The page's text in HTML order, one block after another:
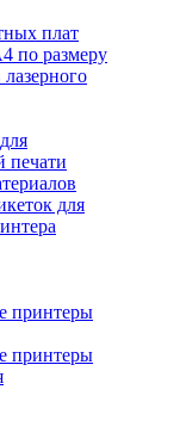
плат
по размеру
печати
для
принтеры
принтеры